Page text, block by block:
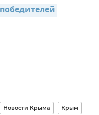
Новости Крыма Крым